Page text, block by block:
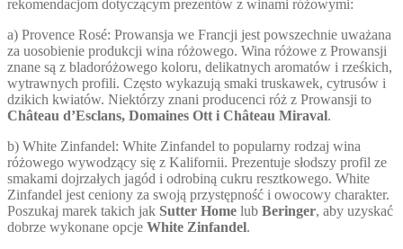
rekomendacjom dotyczącym prezentów z winami różowymi:
a) Provence Rosé: Prowansja we Francji jest powszechnie uważana
za uosobienie produkcji wina różowego. Wina różowe z Prowansji
znane są z bladoróżowego koloru, delikatnych aromatów i rześkich,
wytrawnych profili. Często wykazują smaki truskawek, cytrusów i
dzikich kwiatów. Niektórzy znani producenci róż z Prowansji to
Château d’Esclans, Domaines Ott i Château Miraval.
b) White Zinfandel: White Zinfandel to popularny rodzaj wina
różowego wywodzący się z Kalifornii. Prezentuje słodszy profil ze
smakami dojrzałych jagód i odrobiną cukru resztkowego. White
Zinfandel jest ceniony za swoją przystępność i owocowy charakter.
Poszukaj marek takich jak Sutter Home lub Beringer, aby uzyskać
dobrze wykonane opcje White Zinfandel.